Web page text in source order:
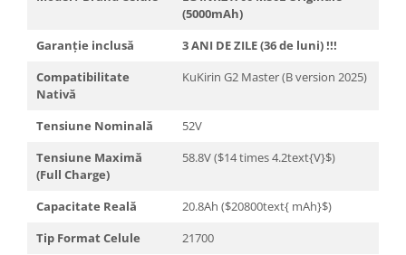
(5000mAh)
Garanție inclusă
3 ANI DE ZILE (36 de luni) !!!
Compatibilitate
Nativă
KuKirin G2 Master (B version 2025)
Tensiune Nominală
52V
Tensiune Maximă
(Full Charge)
58.8V ($14 times 4.2text{V}$)
Capacitate Reală
20.8Ah ($20800text{ mAh}$)
Tip Format Celule
21700